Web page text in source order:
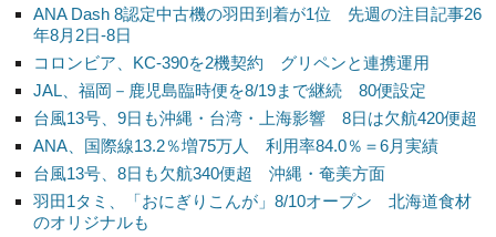
ANA Dash 8認定中古機の羽田到着が1位 先週の注目記事26
年8月2日-8日
コロンビア、KC-390を2機契約 グリペンと連携運用
JAL、福岡－鹿児島臨時便を8/19まで継続 80便設定
台風13号、9日も沖縄・台湾・上海影響 8日は欠航420便超
ANA、国際線13.2％増75万人 利用率84.0％＝6月実績
台風13号、8日も欠航340便超 沖縄・奄美方面
羽田1タミ、「おにぎりこんが」8/10オープン 北海道食材
のオリジナルも